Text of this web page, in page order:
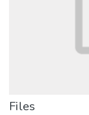
Files